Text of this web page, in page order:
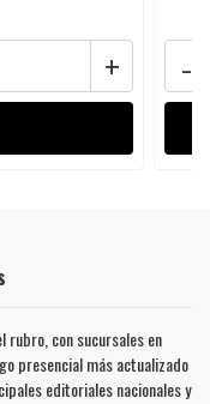
+ -
rubro, con sucursales en
presencial más actualizado
editoriales nacionales y